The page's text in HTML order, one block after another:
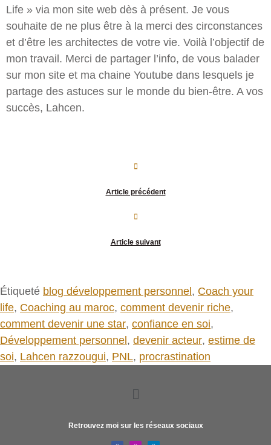
Life » via mon site web dès à présent. Je vous
souhaite de ne plus être à la merci des circonstances
et d’être les architectes de votre vie. Voilà l’objectif de
mon travail. Merci de partager l’info, de vous balader
sur mon site et ma chaine Youtube dans lesquels je
partage des astuces sur le monde du bien-être. A vos
succès, Lahcen.
Article précédent
Article suivant
Étiqueté blog développement personnel , Coach your
life, Coaching au maroc, comment devenir riche,
comment devenir une star, confiance en soi,
Développement personnel , devenir acteur, estime de
soi, Lahcen razzougui, PNL, procrastination
Retrouvez moi sur les réseaux sociaux